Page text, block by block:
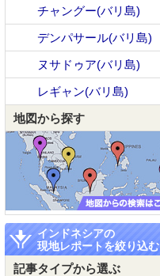
チャングー(バリ島)
デンパサール(バリ島)
ヌサドゥア(バリ島)
レギャン(バリ島)
地図から探す
インドネシアの
現地レポートを絞り込む
記事タイプから選ぶ